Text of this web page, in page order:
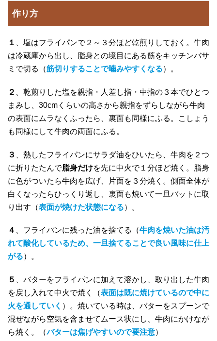
作り方
１
、塩はフライパンで２～３分ほど乾煎りしておく。牛肉
は冷蔵庫から出し、脂身との境目にある筋をキッチンバサ
ミで切る（筋切りすることで噛みやすくなる）。
２
、乾煎りした塩を親指・人差し指・中指の３本でひとつ
まみし、30cmくらいの高さから親指をずらしながら牛肉
の表面にムラなくふったら、裏面も同様にふる。こしょう
も同様にして牛肉の両面にふる。
３
、熱したフライパンにサラダ油をひいたら、牛肉を２つ
に折りたたんで脂身だけを先に中火で１分ほど焼く。脂身
に色がついたら牛肉を広げ、片面を３分焼く。側面全体が
白くなったらひっくり返し、裏面も焼いて一旦バットに取
り出す（表面が焼けた状態になる）。
４ 、フライパンに残った油を捨てる（牛肉を焼いた油は汚
れて酸化しているため、一旦捨てることで良い風味に仕上
がる）。
５
、バターをフライパンに加えて溶かし、取り出した牛肉
を戻し入れて中火で焼く（表面は既に焼けているので中に
火を通していく ）。焼いている時は、バターをスプーンで
混ぜながら空気を含ませてムース状にし、牛肉にかけなが
ら焼く。（バターは焦げやすいので要注意）